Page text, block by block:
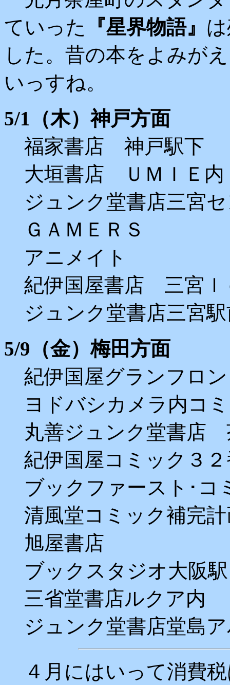
ていった
『星界物語』
した。昔の本をよみが
いっすね。
5/1（木）神戸方面
福家書店 神戸駅下
大垣書店 ＵＭＩＥ内
ジュンク堂書店三宮
ＧＡＭＥＲＳ
アニメイト
紀伊国屋書店 三宮ｌ
ジュンク堂書店三宮駅
5/9（金）梅田方面
紀伊国屋グランフロ
ヨドバシカメラ内コ
丸善ジュンク堂書店
紀伊国屋コミック３２
ブックファースト･
清風堂コミック補完計
旭屋書店
ブックスタジオ大阪駅
三省堂書店ルクア内
ジュンク堂書店堂島
４月にはいって消費